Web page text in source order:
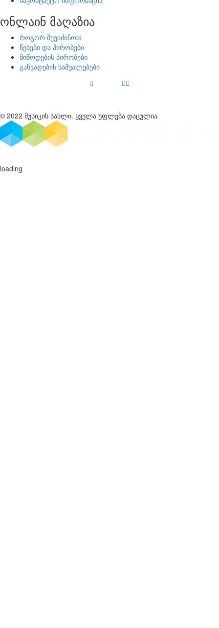
ონლაინ მაღაზია
როგორ შევიძინოთ
წესები და პირობები
მიწოდების პირობები
განვადების საშუალებები
© 2022 მუსიკის სახლი. ყველა უფლება დაცულია
loading